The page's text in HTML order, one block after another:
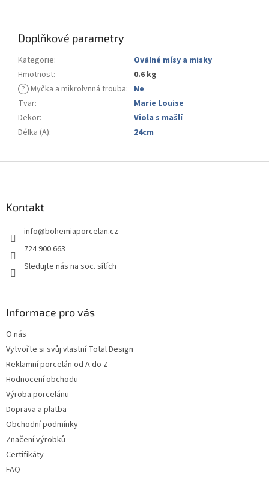
Doplňkové parametry
Kategorie:
Oválné mísy a misky
Hmotnost:
0.6 kg
? Myčka a mikrolvnná trouba: Ne
Tvar:
Marie Louise
Dekor:
Viola s mašlí
Délka (A): 24cm
Kontakt
info@bohemiaporcelan.cz
724 900 663
Sledujte nás na soc. sítích
Informace pro vás
O nás
Vytvořte si svůj vlastní Total Design
Reklamní porcelán od A do Z
Hodnocení obchodu
Výroba porcelánu
Doprava a platba
Obchodní podmínky
Značení výrobků
Certifikáty
FAQ